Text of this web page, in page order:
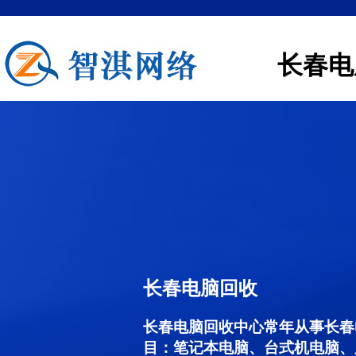
长春
长春电脑回收
长春电脑回收中心常年从事长
目：笔记本电脑、台式机电脑